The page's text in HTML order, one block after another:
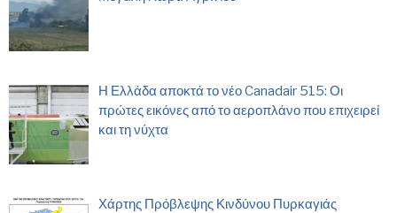
Η Ελλάδα αποκτά το νέο Canadair 515: Οι
πρώτες εικόνες από το αεροπλάνο που επιχειρεί
και τη νύχτα
Χάρτης Πρόβλεψης Κινδύνου Πυρκαγιάς